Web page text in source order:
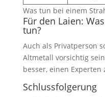
Was tun bei einem
Für den Laien:
tun?
Auch als Privatperson
Altmetall vorsichtig
besser, einen Experten
Schlussfolgerung